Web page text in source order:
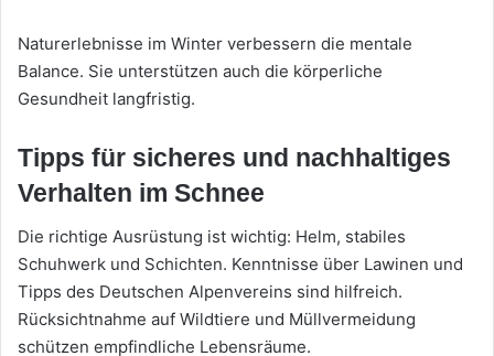
Naturerlebnisse im Winter verbessern die mentale
Balance. Sie unterstützen auch die körperliche
Gesundheit langfristig.
Tipps für sicheres und nachhaltiges
Verhalten im Schnee
Die richtige Ausrüstung ist wichtig: Helm, stabiles
Schuhwerk und Schichten. Kenntnisse über Lawinen und
Tipps des Deutschen Alpenvereins sind hilfreich.
Rücksichtnahme auf Wildtiere und Müllvermeidung
schützen empfindliche Lebensräume.